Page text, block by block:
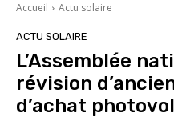
Accueil Actu solaire
ACTU SOLAIRE
L’Assemblée
révision
d’achat